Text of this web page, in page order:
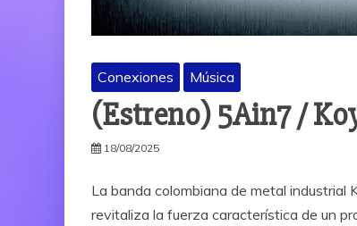
Conexiones Música
(Estreno) 5Ain7 /
18/08/2025
La banda colombiana de metal industrial
revitaliza la fuerza característica de un